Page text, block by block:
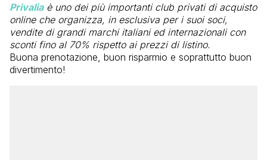
Privaliaè uno dei più importanti club privati di acquisto
online che organizza, in esclusiva per i suoi soci,
vendite di grandi marchi italiani ed internazionali con
sconti fino al 70% rispetto ai prezzi di listino.
Buona prenotazione, buon risparmio e soprattutto buon
divertimento!